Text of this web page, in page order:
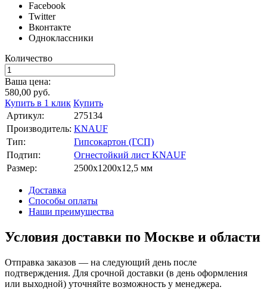
Facebook
Twitter
Вконтакте
Одноклассники
Количество
Ваша цена:
580,00 руб.
Купить в 1 клик Купить
Артикул:
275134
Производитель: KNAUF
Тип:
Гипсокартон (ГСП)
Подтип:
Огнестойкий лист KNAUF
Размер:
2500х1200х12,5 мм
Доставка
Способы оплаты
Наши преимущества
Условия доставки по Москве и области
Отправка заказов — на следующий день после
подтверждения. Для срочной доставки (в день оформления
или выходной) уточняйте возможность у менеджера.